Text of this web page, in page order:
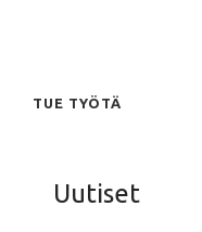
TUE TYÖTÄ
Uutiset